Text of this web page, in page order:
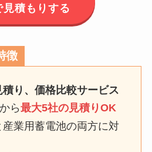
見積もりする
徴
り、価格比較サービス
ら最大5社の見積りOK
業用蓄電池の両方に対